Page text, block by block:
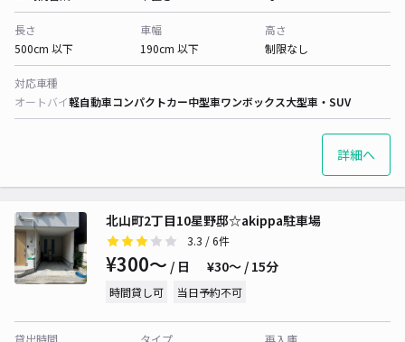
長さ
500cm 以下
車幅
190cm 以下
高さ
制限なし
対応車種
オートバイ軽自動車コンパクトカー中型車ワンボックス大型車・SUV
詳細へ
北山町2丁目10星野邸☆akippa駐車場
3.3 / 6件
¥300〜 / 日 ¥30〜 / 15分
時間貸し可 当日予約不可
貸出時間
タイプ
再入庫